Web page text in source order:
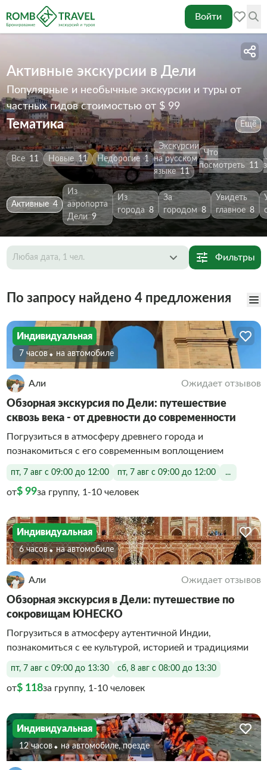
Войти
Активные экскурсии в Дели
Популярные и необычные экскурсии и туры от
частных гидовстоимостью от $ 99
Тематика Ещё
Все 11 Новые 11 Недорогие 1
Экскурсии
на русском
языке 11
Что
посмотреть
11
Активные 4
Из
аэропорта
Дели 9
Из
города 8
За
городом 8
Увидеть
главное 8
Любая дата, 1 чел. Фильтры
По запросу найдено 4 предложения
Индивидуальная
7 часов На автомобиле
Али Ожидает отзывов
Обзорная экскурсия по Дели: путешествие
сквозь века - от древности до современности
Погрузиться в атмосферу древнего города и
познакомиться с его современным воплощением
пт, 7 авг с 09:00 до 12:00 пт, 7 авг с 09:00 до 12:00 ...
от$ 99за группу, 1-10 человек
Индивидуальная
6 часов На автомобиле
Али Ожидает отзывов
Обзорная экскурсия в Дели: путешествие по
сокровищам ЮНЕСКО
Погрузиться в атмосферу аутентичной Индии,
познакомиться с ее культурой, историей и традициями
пт, 7 авг с 09:00 до 13:30 сб, 8 авг с 08:00 до 13:30
от$ 118за группу, 1-10 человек
Индивидуальная
12 часов На автомобиле, поезде